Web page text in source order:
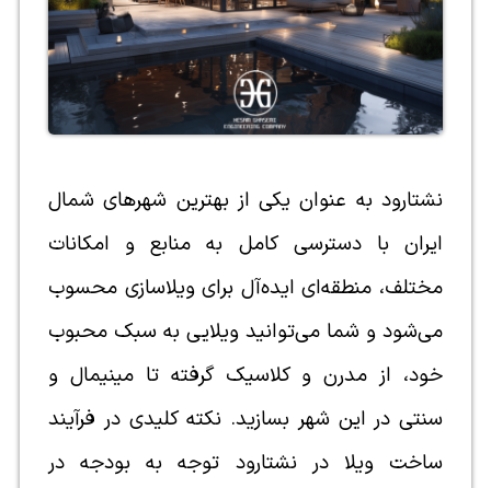
نشتارود به عنوان یکی از بهترین شهرهای شمال
ایران با دسترسی کامل به منابع و امکانات
مختلف، منطقه‌ای ایده‌آل برای ویلاسازی محسوب
می‌شود و شما می‌توانید ویلایی به سبک محبوب
خود، از مدرن و کلاسیک گرفته تا مینیمال و
سنتی در این شهر بسازید. نکته کلیدی در فرآیند
ساخت ویلا در نشتارود توجه به بودجه در